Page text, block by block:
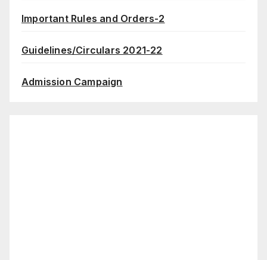
Important Rules and Orders-2
Guidelines/Circulars 2021-22
Admission Campaign